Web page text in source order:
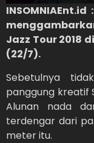
Jazz Tour 2018
(22/7).
Sebetulnya
panggung kreatif
Alunan nada
terdengar dari
meter itu.